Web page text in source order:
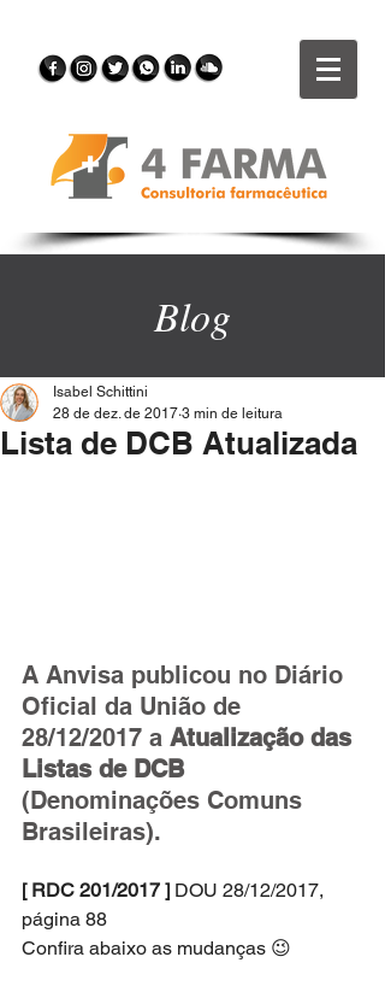
Blog
Lista de DCB Atualizada
Isabel Schittini
28 de dez. de 2017 3 min de leitura
A Anvisa publicou no Diário
Oficial da União de
28/12/2017 a Atualização das
Listas de DCB
(Denominações Comuns
Brasileiras).
[ RDC 201/2017 ] DOU 28/12/2017,
página 88
Confira abaixo as mudanças 😉